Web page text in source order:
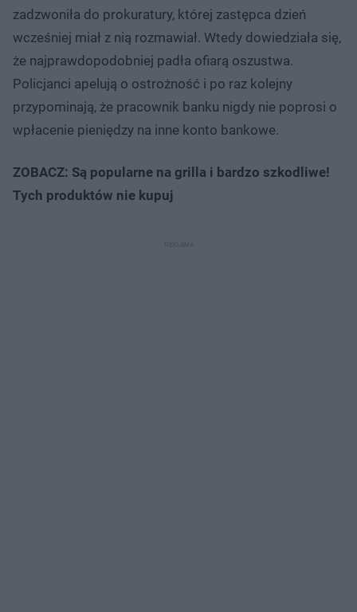
zadzwoniła do prokuratury, której zastępca dzień
wcześniej miał z nią rozmawiał. Wtedy dowiedziała się,
że najprawdopodobniej padła ofiarą oszustwa.
Policjanci apelują o ostrożność i po raz kolejny
przypominają, że pracownik banku nigdy nie poprosi o
wpłacenie pieniędzy na inne konto bankowe.
ZOBACZ: Są popularne na grilla i bardzo szkodliwe!
Tych produktów nie kupuj